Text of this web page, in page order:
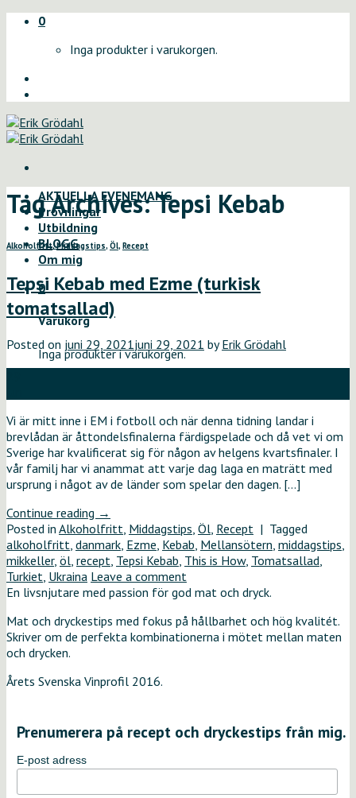
Skip
0
Inga produkter i varukorgen.
AKTUELLA EVENEMANG
Provningar
Utbildning
BLOGG
Om mig
0
Varukorg
Inga produkter i varukorgen.
Tag Archives:Tepsi Kebab
Alkoholfritt,Middagstips, Öl, Recept
Tepsi Kebab med Ezme (turkisk
tomatsallad)
Posted on juni 29, 2021juni 29, 2021 byErik Grödahl
Vi är mitt inne i EM i fotboll och när denna tidning landar i
brevlådan är åttondelsfinalerna färdigspelade och då vet vi om
Sverige har kvalificerat sig för någon av helgens kvartsfinaler. I
vår familj har vi anammat att varje dag laga en maträtt med
ursprung i något av de länder som spelar den dagen. […]
Continue reading →
Posted in Alkoholfritt, Middagstips, Öl, Recept | Tagged
alkoholfritt, danmark, Ezme, Kebab, Mellansötern, middagstips,
mikkeller, öl, recept, Tepsi Kebab, This is How, Tomatsallad,
Turkiet, Ukraina Leave a comment
En livsnjutare med passion för god mat och dryck.
Mat och dryckestips med fokus på hållbarhet och hög kvalitét.
Skriver om de perfekta kombinationerna i mötet mellan maten
och drycken.
Årets Svenska Vinprofil 2016.
Prenumerera på recept och dryckestips från mig.
E-post adress